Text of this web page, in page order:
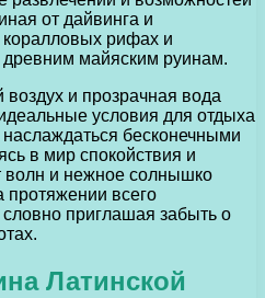
от дайвинга и
коралловых рифах и
древним майяским руинам.
и прозрачная вода
условия для отдыха
бесконечными
в мир спокойствия и
и нежное солнышко
протяжении всего
приглашая забыть о
Латинской